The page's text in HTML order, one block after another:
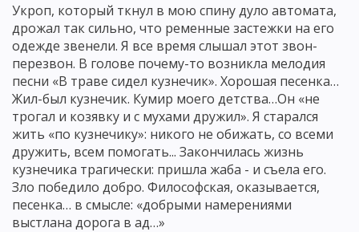
Укроп, который ткнул в мою спину дуло автомата,
дрожал так сильно, что ременные застежки на его
одежде звенели. Я все время слышал этот звон-
перезвон. В голове почему-то возникла мелодия
песни «В траве сидел кузнечик». Хорошая песенка…
Жил-был кузнечик. Кумир моего детства…Он «не
трогал и козявку и с мухами дружил». Я старался
жить «по кузнечику»: никого не обижать, со всеми
дружить, всем помогать... Закончилась жизнь
кузнечика трагически: пришла жаба - и съела его.
Зло победило добро. Философская, оказывается,
песенка… в смысле: «добрыми намерениями
выстлана дорога в ад…»